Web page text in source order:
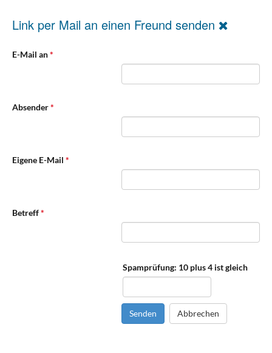
Link per Mail an einen Freund senden
E-Mail an*
Absender*
Eigene E-Mail *
Betreff*
Spamprüfung: 10 plus 4 ist gleich
Senden Abbrechen